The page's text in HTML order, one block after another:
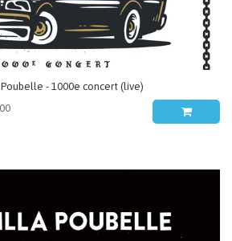
- 1000e concert (live)